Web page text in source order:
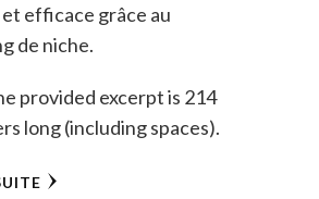
efficace grâce au
de niche.
provided excerpt is 214
long (including spaces).